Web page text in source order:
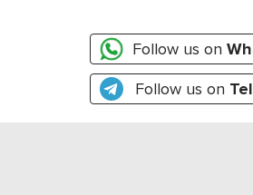
Follow us on
Follow us on